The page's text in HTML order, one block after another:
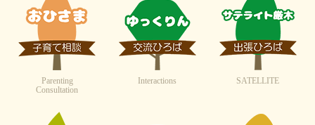
i
o
Parenting
Consultation
Interactions SATELLITE